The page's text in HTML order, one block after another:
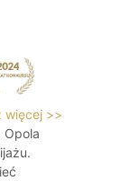
więcej >>
Opola